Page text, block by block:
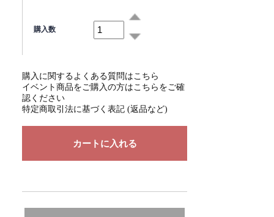
購入数
購入に関するよくある質問はこちら
イベント商品をご購入の方はこちらをご確
認ください
特定商取引法に基づく表記 (返品など)